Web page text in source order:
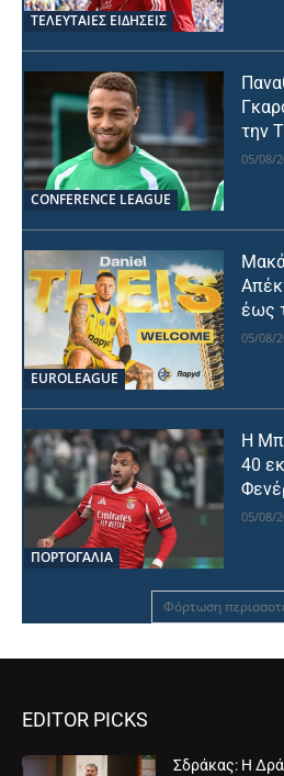
ΤΕΛΕΥΤΑΙΕΣ ΕΙΔΗΣΕΙΣ
CONFERENCE LEAGUE
την
05/08/
EUROLEAGUE
έως
05/08/
ΠΟΡΤΟΓΑΛΙΑ
Η
40
05/08/
Φόρτωση
EDITOR PICKS
Σδράκας: Η